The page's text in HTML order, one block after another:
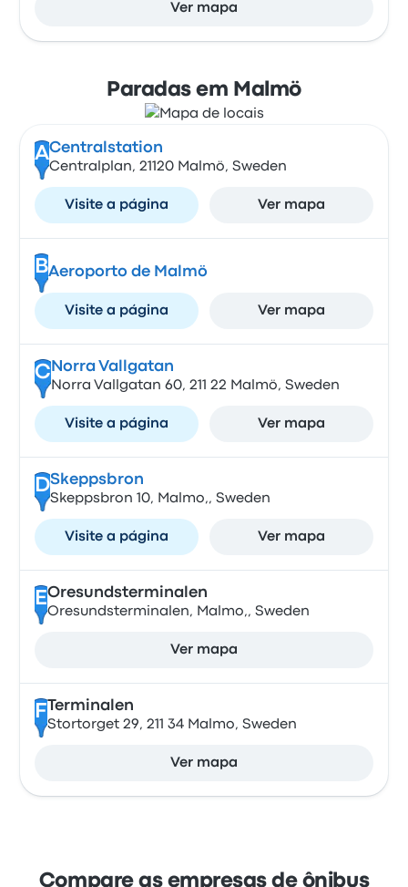
Ver mapa
Paradas em Malmö
ACentralstation
Centralplan, 21120 Malmö, Sweden
Visite a página Ver mapa
BAeroporto de Malmö
Visite a página Ver mapa
CNorra Vallgatan
Norra Vallgatan 60, 211 22 Malmö, Sweden
Visite a página Ver mapa
DSkeppsbron
Skeppsbron 10, Malmo,, Sweden
Visite a página Ver mapa
EOresundsterminalen
Oresundsterminalen, Malmo,, Sweden
Ver mapa
F Terminalen
Stortorget 29, 211 34 Malmo, Sweden
Ver mapa
Compare as empresas de ônibus